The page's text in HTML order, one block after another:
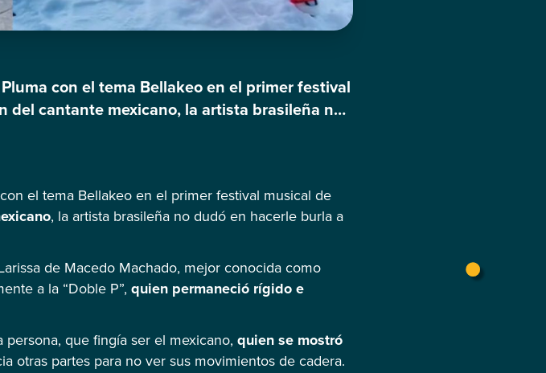
con el tema Bellakeo en el primer festival
del cantante mexicano, la artista brasileña no
el tema Bellakeo en el primer festival musical de
, la artista brasileña no dudó en hacerle burla a
de Macedo Machado, mejor conocida como
a la “Doble P”, quien permaneció rígido e
que fingía ser el mexicano, quien se mostró
otras partes para no ver sus movimientos de cadera.